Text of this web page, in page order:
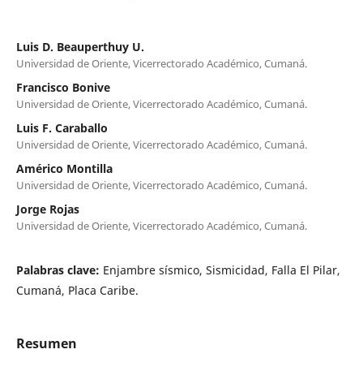
Luis D. Beauperthuy U.
Universidad de Oriente, Vicerrectorado Académico, Cumaná.
Francisco Bonive
Universidad de Oriente, Vicerrectorado Académico, Cumaná.
Luis F. Caraballo
Universidad de Oriente, Vicerrectorado Académico, Cumaná.
Américo Montilla
Universidad de Oriente, Vicerrectorado Académico, Cumaná.
Jorge Rojas
Universidad de Oriente, Vicerrectorado Académico, Cumaná.
Palabras clave: Enjambre sísmico, Sismicidad, Falla El Pilar,
Cumaná, Placa Caribe.
Resumen